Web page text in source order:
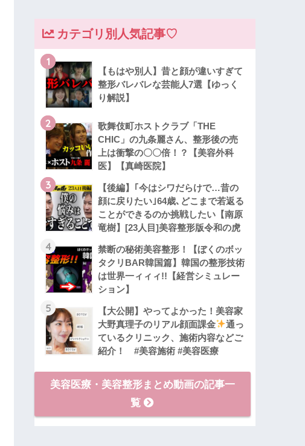
カテゴリ別人気記事♡
1
【もはや別人】昔と顔が違いすぎて
整形バレバレな芸能人7選【ゆっく
り解説】
2
歌舞伎町ホストクラブ「THE
CHIC」の九条麗さん、整形後の売
上は衝撃の〇〇倍！？【美容外科
医】【真崎医院】
3
【後編】｢今はシワだらけで…昔の
顔に戻りたい｣64歳､どこまで若返る
ことができるのか挑戦したい【南原
竜樹】[23人目]美容整形版令和の虎
4
禁断の秘術美容整形！【ぼくのボッ
タクリBAR韓国篇】韓国の整形技術
は世界一ィィィ!!【経営シミュレー
ション】
5
【大公開】やってよかった！美容家
大野真理子のリアル顔面課金
通っ
ているクリニック、施術内容などご
紹介！ #美容施術 #美容医療
美容医療・美容整形まとめ動画の記事一
覧